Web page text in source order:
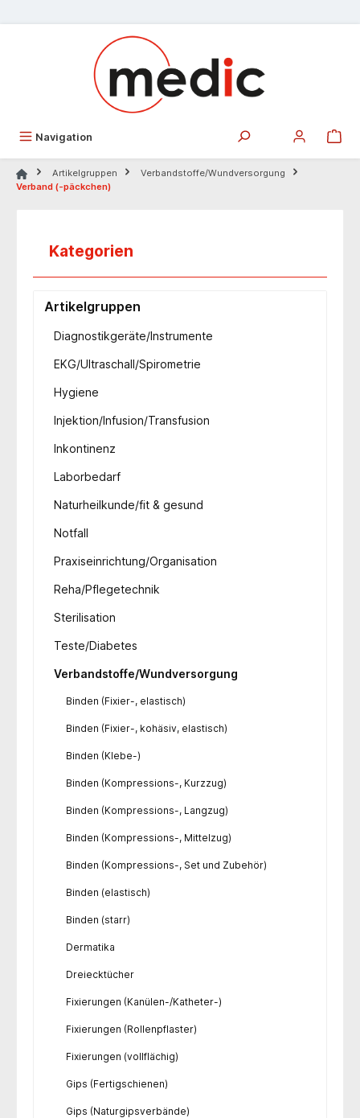
Navigation
Artikelgruppen
Verbandstoffe/Wundversorgung
Verband (-päckchen)
Kategorien
Artikelgruppen
Diagnostikgeräte/Instrumente
EKG/Ultraschall/Spirometrie
Hygiene
Injektion/Infusion/Transfusion
Inkontinenz
Laborbedarf
Naturheilkunde/fit & gesund
Notfall
Praxiseinrichtung/Organisation
Reha/Pflegetechnik
Sterilisation
Teste/Diabetes
Verbandstoffe/Wundversorgung
Binden (Fixier-, elastisch)
Binden (Fixier-, kohäsiv, elastisch)
Binden (Klebe-)
Binden (Kompressions-, Kurzzug)
Binden (Kompressions-, Langzug)
Binden (Kompressions-, Mittelzug)
Binden (Kompressions-, Set und Zubehör)
Binden (elastisch)
Binden (starr)
Dermatika
Dreiecktücher
Fixierungen (Kanülen-/Katheter-)
Fixierungen (Rollenpflaster)
Fixierungen (vollflächig)
Gips (Fertigschienen)
Gips (Naturgipsverbände)